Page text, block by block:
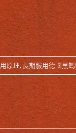
原理,長期服用德國黑